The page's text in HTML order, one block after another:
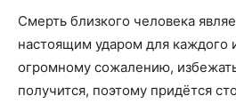
Смерть близкого человека
настоящим ударом для каждого
огромному сожалению,
получится, поэтому придётся